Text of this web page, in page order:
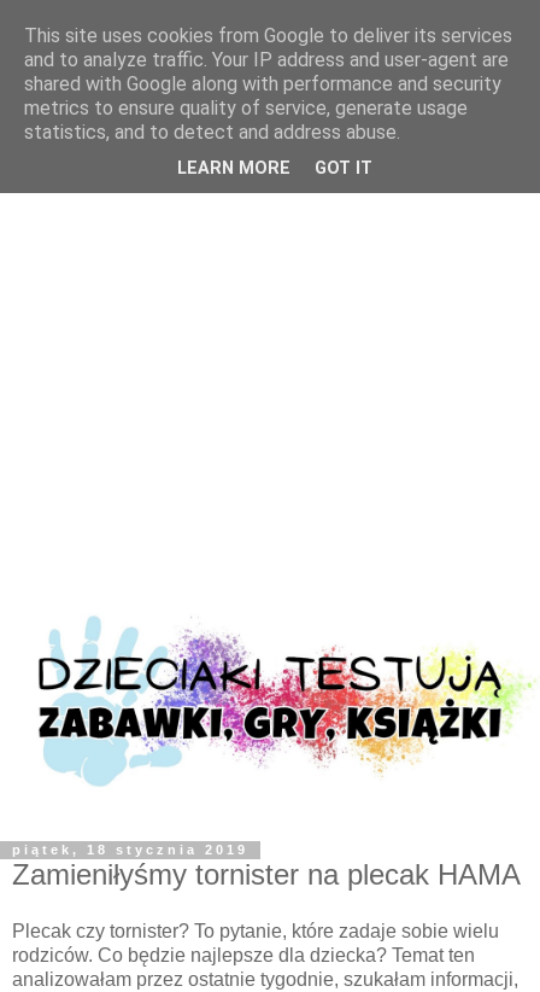
piątek, 18 stycznia 2019
Zamieniłyśmy tornister na plecak HAMA
Plecak czy tornister? To pytanie, które zadaje sobie wielu
rodziców. Co będzie najlepsze dla dziecka? Temat ten
analizowałam przez ostatnie tygodnie, szukałam informacji,
This site uses cookies from Google to deliver its services
and to analyze traffic. Your IP address and user-agent are
shared with Google along with performance and security
metrics to ensure quality of service, generate usage
statistics, and to detect and address abuse.
LEARN MORE GOT IT